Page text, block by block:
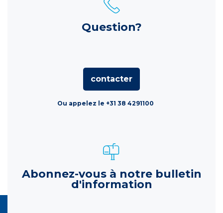
Question?
contacter
Ou appelez le +31 38 4291100
Abonnez-vous à notre bulletin
d'information